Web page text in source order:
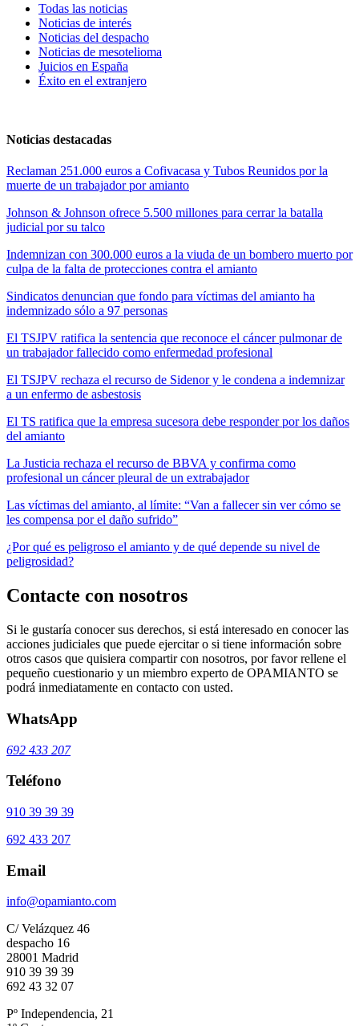
Todas las noticias
Noticias de interés
Noticias del despacho
Noticias de mesotelioma
Juicios en España
Éxito en el extranjero
Noticias destacadas
Reclaman 251.000 euros a Cofivacasa y Tubos Reunidos por la
muerte de un trabajador por amianto
Johnson & Johnson ofrece 5.500 millones para cerrar la batalla
judicial por su talco
Indemnizan con 300.000 euros a la viuda de un bombero muerto por
culpa de la falta de protecciones contra el amianto
Sindicatos denuncian que fondo para víctimas del amianto ha
indemnizado sólo a 97 personas
El TSJPV ratifica la sentencia que reconoce el cáncer pulmonar de
un trabajador fallecido como enfermedad profesional
El TSJPV rechaza el recurso de Sidenor y le condena a indemnizar
a un enfermo de asbestosis
El TS ratifica que la empresa sucesora debe responder por los daños
del amianto
La Justicia rechaza el recurso de BBVA y confirma como
profesional un cáncer pleural de un extrabajador
Las víctimas del amianto, al límite: “Van a fallecer sin ver cómo se
les compensa por el daño sufrido”
¿Por qué es peligroso el amianto y de qué depende su nivel de
peligrosidad?
Contacte con nosotros
Si le gustaría conocer sus derechos, si está interesado en conocer las
acciones judiciales que puede ejercitar o si tiene información sobre
otros casos que quisiera compartir con nosotros, por favor rellene el
pequeño cuestionario y un miembro experto de OPAMIANTO se
podrá inmediatamente en contacto con usted.
WhatsApp
692 433 207
Teléfono
910 39 39 39
692 433 207
Email
info@opamianto.com
C/ Velázquez 46
despacho 16
28001 Madrid
910 39 39 39
692 43 32 07
Pº Independencia, 21